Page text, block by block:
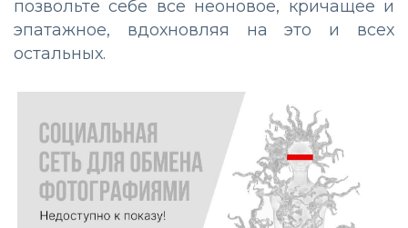
позвольте себе все неоновое, кричащее и
эпатажное, вдохновляя на это и всех
остальных.